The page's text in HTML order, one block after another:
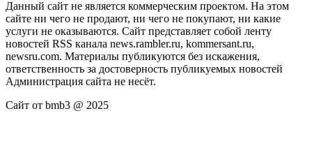
Данный сайт не является коммерческим проектом. На этом
сайте ни чего не продают, ни чего не покупают, ни какие
услуги не оказываются. Сайт представляет собой ленту
новостей RSS канала news.rambler.ru, kommersant.ru,
newsru.com. Материалы публикуются без искажения,
ответственность за достоверность публикуемых новостей
Администрация сайта не несёт.
Сайт от bmb3 @ 2025